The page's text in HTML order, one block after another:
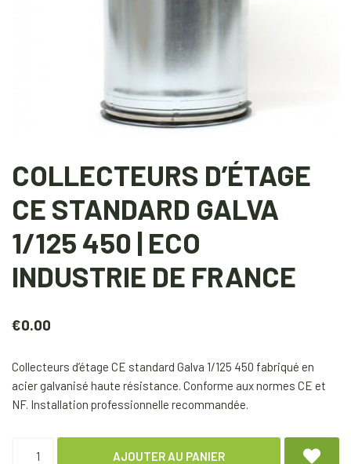
COLLECTEURS D’ÉTAGE
CE STANDARD GALVA
1/125 450 | ECO
INDUSTRIE DE FRANCE
€0.00
Collecteurs d’étage CE standard Galva 1/125 450 fabriqué en
acier galvanisé haute résistance. Conforme aux normes CE et
NF. Installation professionnelle recommandée.
AJOUTER AU PANIER